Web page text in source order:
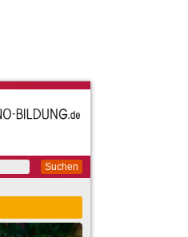
Suchen